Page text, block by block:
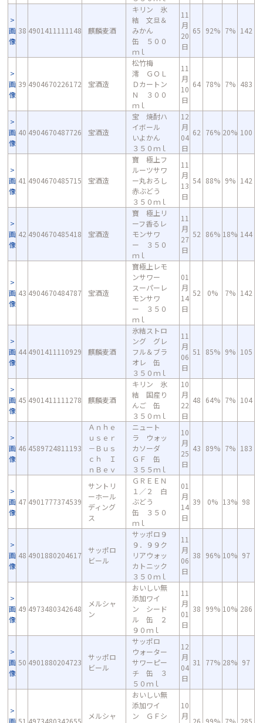
画
像
38 4901411111148 麒麟麦酒
キリン 氷
結 文旦＆
みかん
缶 ５００
ｍｌ
11
月
20
日
65 92% 7% 142
画
像
39 4904670226172 宝酒造
松竹梅
澪 ＧＯＬ
Ｄカートン
Ｎ ３００
ｍｌ
11
月
10
日
64 78% 7% 483
画
像
40 4904670487726 宝酒造
宝 焼酎ハ
イボール
いよかん
３５０ｍｌ
12
月
04
日
62 76% 20% 100
画
像
41 4904670485715 宝酒造
寶 極上フ
ルーツサワ
ー丸おろし
赤ぶどう
３５０ｍｌ
11
月
13
日
54 88% 9% 142
画
像
42 4904670485418 宝酒造
寶 極上リ
ーフ香るレ
モンサワ
ー ３５０
ｍｌ
11
月
27
日
52 86% 18% 144
画
像
43 4904670484787 宝酒造
寶極上レモ
ンサワー
スーパーレ
モンサワ
ー ３５０
ｍｌ
01
月
14
日
52 0% 7% 142
画
像
44 4901411110929 麒麟麦酒
氷結ストロ
ング グレ
フル＆ブラ
オレ 缶
３５０ｍｌ
11
月
06
日
51 85% 9% 105
画
像
45 4901411111278 麒麟麦酒
キリン 氷
結 国産り
んご 缶
３５０ｍｌ
10
月
22
日
48 64% 7% 104
画
像
46 4589724811193
Ａｎｈｅ
ｕｓｅｒ
－Ｂｕｓ
ｃｈ Ｉ
ｎＢｅｖ
ニュート
ラ ウォッ
カソーダ
ＧＦ 缶
３５５ｍｌ
10
月
25
日
43 89% 7% 183
画
像
47 4901777374539
サントリ
ーホール
ディング
ス
ＧＲＥＥＮ
１／２ 白
ぶどう
缶 ３５０
ｍｌ
01
月
14
日
39 0% 13% 98
画
像
48 4901880204617
サッポロ
ビール
サッポロ９
９．９９ク
リアウォッ
カトニック
３５０ｍｌ
11
月
06
日
38 96% 10% 97
画
像
49 4973480342648
メルシャ
ン
おいしい無
添加ワイ
ン シード
ル 缶 ２
９０ｍｌ
11
月
01
日
38 99% 10% 286
画
像
50 4901880204723
サッポロ
ビール
サッポロ
ウォーター
サワーピー
チ 缶 ３
５０ｍｌ
12
月
04
日
31 77% 28% 97
画 51 4973480342655
メルシャ
おいしい無
添加ワイ
ン ＧＦシ
10
月
26 99% 7% 285